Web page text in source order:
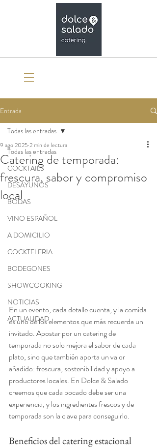
Entrada
Todas las entradas
COCKTAILS
DESAYUNOS
BODAS
VINO ESPAÑOL
A DOMICILIO
COCKTELERIA
BODEGONES
SHOWCOOKING
NOTICIAS
ACTUALIDAD
Todas las entradas
Catering de temporada:
frescura, sabor y compromiso
local
9 ago 2025 2 min de lectura
En un evento, cada detalle cuenta, y la comida
es uno de los elementos que más recuerda un
invitado. Apostar por un catering de
temporada no solo mejora el sabor de cada
plato, sino que también aporta un valor
añadido: frescura, sostenibilidad y apoyo a
productores locales. En Dolce & Salado
creemos que cada bocado debe ser una
experiencia, y los ingredientes frescos y de
temporada son la clave para conseguirlo.
Beneficios del catering estacional